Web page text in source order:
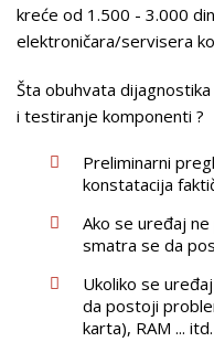
kreće od 1.500 - 3.000
elektroničara/servisera
Šta obuhvata
i testiranje komponenti ?
Preliminarni
konstatacija
Ako se uređaj
smatra se da
Ukoliko se
da postoji
karta), RAM ... itd.